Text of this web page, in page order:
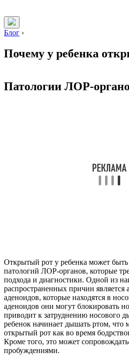
Блог ›
Почему у ребенка
Патологии ЛОР-
Открытый рот у ребенка может
патологий ЛОР-органов, которые
подхода и диагностики. Одной из
распространенных причин
аденоидов, которые находятся в
аденоидов они могут блокировать
приводит к затруднению носового
ребенок начинает дышать ртом, что
открытый рот как во время
Кроме того, это может
пробуждениями.